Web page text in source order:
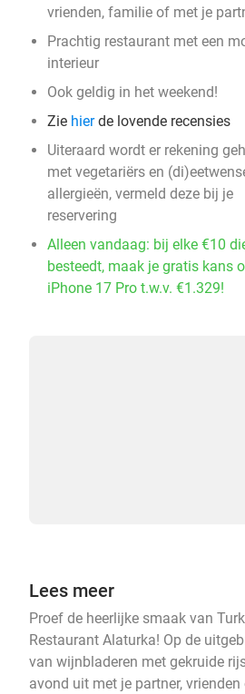
vrienden, familie of met je
Prachtig restaurant met een
interieur
Ook geldig in het weekend!
Zie hierde lovende recensies
Uiteraard wordt er rekening
met vegetariërs en
allergieën, vermeld deze bij je
reservering
Alleen vandaag: bij elke €10
besteedt, maak je gratis kans
iPhone 17 Pro t.w.v. €1.329!
Lees meer
Proef de heerlijke smaak van
Restaurant Alaturka! Op de
van wijnbladeren met gekruide
avond uit met je partner,